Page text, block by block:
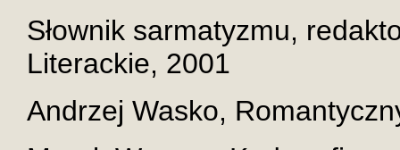
Słownik sarmatyzmu,
Literackie, 2001
Andrzej Wasko,